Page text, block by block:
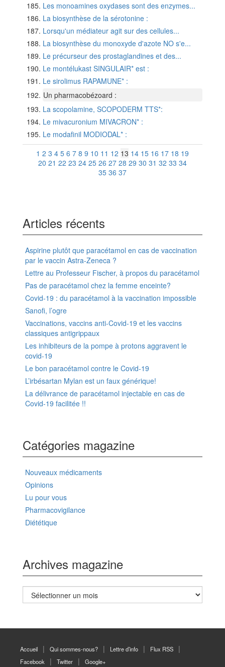
Les monoamines oxydases sont des enzymes...
La biosynthèse de la sérotonine :
Lorsqu'un médiateur agit sur des cellules...
La biosynthèse du monoxyde d'azote NO s'e...
Le précurseur des prostaglandines et des...
Le montélukast SINGULAIR* est :
Le sirolimus RAPAMUNE* :
Un pharmacobézoard :
La scopolamine, SCOPODERM TTS*:
Le mivacuronium MIVACRON* :
Le modafinil MODIODAL* :
1 2 3 4 5 6 7 8 9 10 11 12 13 14 15 16 17 18 19
20 21 22 23 24 25 26 27 28 29 30 31 32 33 34
35 36 37
Articles récents
Aspirine plutôt que paracétamol en cas de vaccination
par le vaccin Astra-Zeneca ?
Lettre au Professeur Fischer, à propos du paracétamol
Pas de paracétamol chez la femme enceinte?
Covid-19 : du paracétamol à la vaccination impossible
Sanofi, l’ogre
Vaccinations, vaccins anti-Covid-19 et les vaccins
classiques antigrippaux
Les inhibiteurs de la pompe à protons aggravent le
covid-19
Le bon paracétamol contre le Covid-19
L’irbésartan Mylan est un faux générique!
La délivrance de paracétamol injectable en cas de
Covid-19 facilitée !!
Catégories magazine
Nouveaux médicaments
Opinions
Lu pour vous
Pharmacovigilance
Diététique
Archives magazine
Archives
magazine
Accueil Qui sommes-nous? Lettre d’info
Flux RSS
Facebook
Twitter Google+